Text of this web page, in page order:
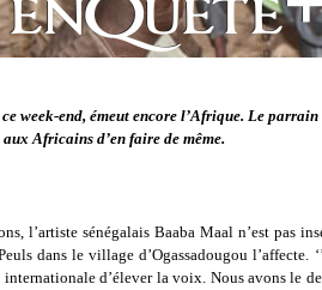
ce week-end, émeut encore l’Afrique. Le
Africains d’en faire de même.
l’artiste sénégalais Baaba Maal n’est pas
dans le village d’Ogassadougou l’affecte.
d’élever la voix. Nous avons le